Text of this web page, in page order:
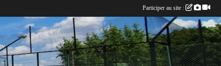
Participer au site :